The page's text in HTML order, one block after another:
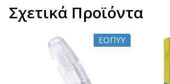
Σχετικά Προϊόντα
ΕΟΠΥΥ